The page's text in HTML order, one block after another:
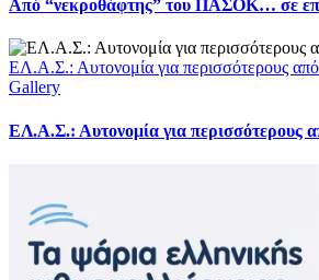
Από “νεκροθάφτης” του ΠΑΣΟΚ… σε
ΕΛ.Α.Σ.: Αυτονομία για περισσότερους
Gallery
ΕΛ.Α.Σ.: Αυτονομία για περισσότερους